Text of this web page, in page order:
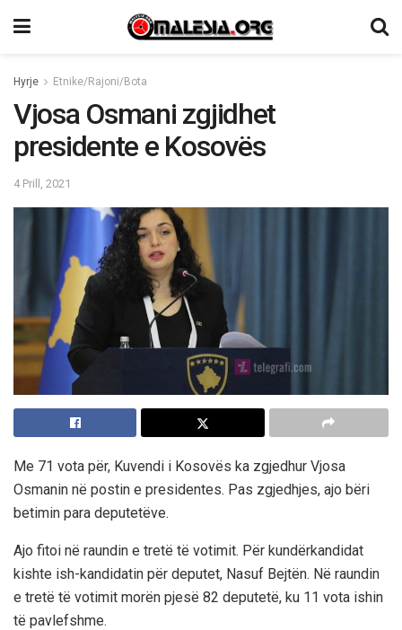
Hyrje Etnike/Rajoni/Bota
Vjosa Osmani zgjidhet
presidente e Kosovës
4 Prill, 2021
Me 71 vota për, Kuvendi i Kosovës ka zgjedhur Vjosa
Osmanin në postin e presidentes. Pas zgjedhjes, ajo bëri
betimin para deputetëve.
Ajo fitoi në raundin e tretë të votimit. Për kundërkandidat
kishte ish-kandidatin për deputet, Nasuf Bejtën. Në raundin
e tretë të votimit morën pjesë 82 deputetë, ku 11 vota ishin
të pavlefshme.